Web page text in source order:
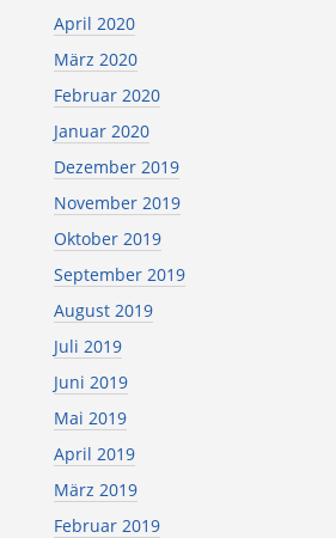
April 2020
März 2020
Februar 2020
Januar 2020
Dezember 2019
November 2019
Oktober 2019
September 2019
August 2019
Juli 2019
Juni 2019
Mai 2019
April 2019
März 2019
Februar 2019